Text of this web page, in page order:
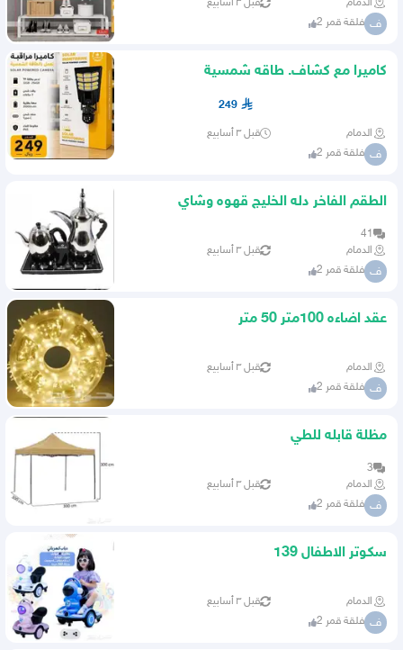
الدمام
قبل ٣ أسابيع
ف فلقة قمر 2
كاميرا مع كشاف. طاقه شمسية
249
الدمام قبل ٣ أسابيع
ف فلقة قمر 2
الطقم الفاخر دله الخليج قهوه وشاي
41
الدمام
قبل ٣ أسابيع
ف فلقة قمر 2
عقد اضاءه 100متر 50 متر
الدمام قبل ٣ أسابيع
ف فلقة قمر 2
مظلة قابله للطي
3
الدمام
قبل ٣ أسابيع
ف فلقة قمر 2
سكوتر الاطفال 139
الدمام قبل ٣ أسابيع
ف فلقة قمر 2